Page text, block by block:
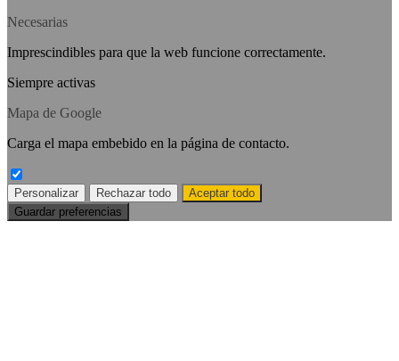
Necesarias
Imprescindibles para que la web funcione correctamente.
Siempre activas
Mapa de Google
Carga el mapa embebido en la página de contacto.
Personalizar Rechazar todo
Aceptar todo
Guardar preferencias